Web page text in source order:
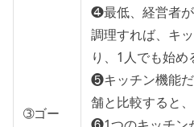
➂ゴー
❹最低、経営者
調理すれば、キ
り、1人でも始め
❺キッチン機能
舗と比較すると